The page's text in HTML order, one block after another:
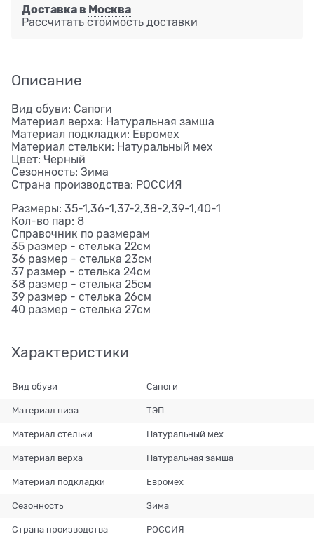
Доставка в Москва
Рассчитать стоимость доставки
Описание
Вид обуви: Сапоги
Материал верха: Натуральная замша
Материал подкладки: Евромех
Материал стельки: Натуральный мех
Цвет: Черный
Сезонность: Зима
Страна производства: РОССИЯ
Размеры: 35-1,36-1,37-2,38-2,39-1,40-1
Кол-во пар: 8
Справочник по размерам
35 размер - стелька 22см
36 размер - стелька 23см
37 размер - стелька 24см
38 размер - стелька 25см
39 размер - стелька 26см
40 размер - стелька 27см
Характеристики
Вид обуви Сапоги
Материал низа ТЭП
Материал стельки Натуральный мех
Материал верха Натуральная замша
Материал подкладки Евромех
Сезонность Зима
Страна производства РОССИЯ